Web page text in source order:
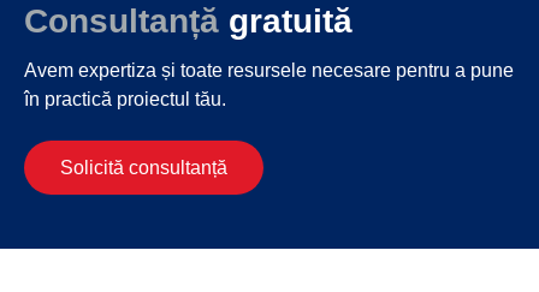
Consultanță gratuită
Avem expertiza și toate resursele necesare pentru a pune
în practică proiectul tău.
Solicită consultanță